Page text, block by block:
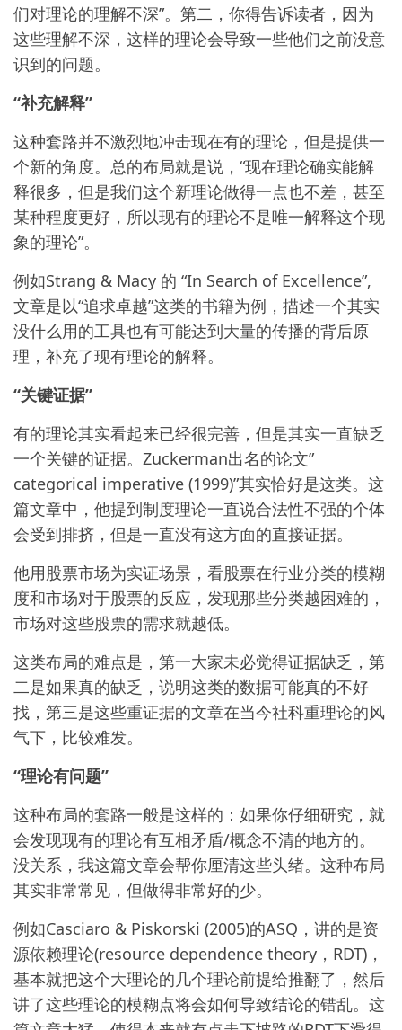
们对理论的理解不深”。第二，你得告诉读者，因为
这些理解不深，这样的理论会导致一些他们之前没意
识到的问题。
“补充解释”
这种套路并不激烈地冲击现在有的理论，但是提供一
个新的角度。总的布局就是说，“现在理论确实能解
释很多，但是我们这个新理论做得一点也不差，甚至
某种程度更好，所以现有的理论不是唯一解释这个现
象的理论”。
例如Strang & Macy 的 “In Search of Excellence”,
文章是以“追求卓越”这类的书籍为例，描述一个其实
没什么用的工具也有可能达到大量的传播的背后原
理，补充了现有理论的解释。
“关键证据”
有的理论其实看起来已经很完善，但是其实一直缺乏
一个关键的证据。Zuckerman出名的论文”
categorical imperative (1999)”其实恰好是这类。这
篇文章中，他提到制度理论一直说合法性不强的个体
会受到排挤，但是一直没有这方面的直接证据。
他用股票市场为实证场景，看股票在行业分类的模糊
度和市场对于股票的反应，发现那些分类越困难的，
市场对这些股票的需求就越低。
这类布局的难点是，第一大家未必觉得证据缺乏，第
二是如果真的缺乏，说明这类的数据可能真的不好
找，第三是这些重证据的文章在当今社科重理论的风
气下，比较难发。
“理论有问题”
这种布局的套路一般是这样的：如果你仔细研究，就
会发现现有的理论有互相矛盾/概念不清的地方的。
没关系，我这篇文章会帮你厘清这些头绪。这种布局
其实非常常见，但做得非常好的少。
例如Casciaro & Piskorski (2005)的ASQ，讲的是资
源依赖理论(resource dependence theory，RDT)，
基本就把这个大理论的几个理论前提给推翻了，然后
讲了这些理论的模糊点将会如何导致结论的错乱。这